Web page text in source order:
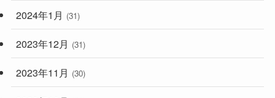
2024年1月 (31)
2023年12月 (31)
2023年11月 (30)